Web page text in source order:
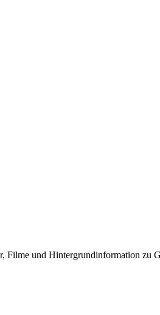
und Hintergrundinformation zu